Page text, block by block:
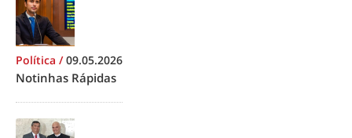
Política /09.05.2026
Notinhas Rápidas